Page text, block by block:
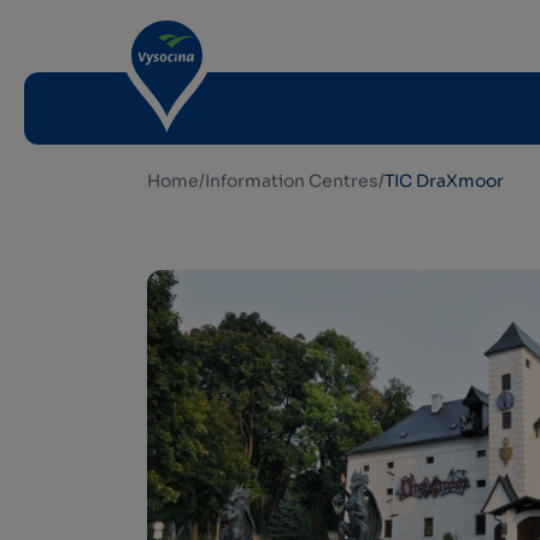
Home/Information Centres/TIC DraXmoor